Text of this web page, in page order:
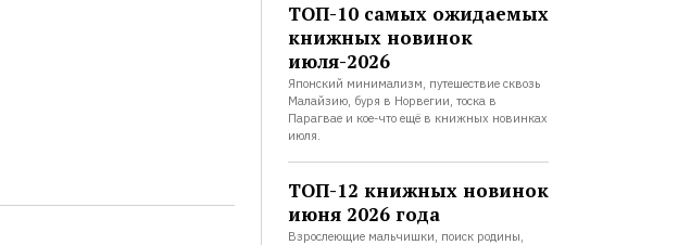
ТОП-10 самых ожидаемых
книжных новинок
июля-2026
Японский минимализм, путешествие сквозь
Малайзию, буря в Норвегии, тоска в
Парагвае и кое-что ещё в книжных новинках
июля.
ТОП-12 книжных новинок
июня 2026 года
Взрослеющие мальчишки, поиск родины,